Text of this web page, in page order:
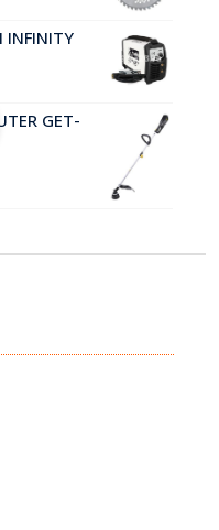
GET-